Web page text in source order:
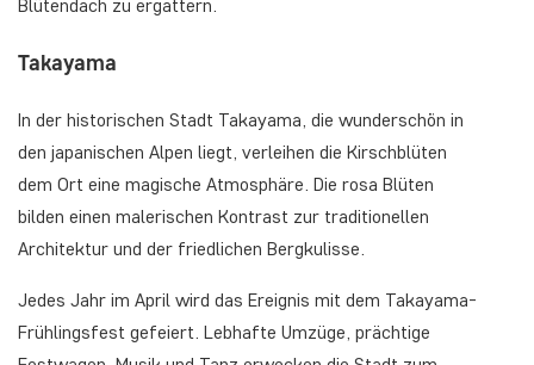
Blütendach zu ergattern.
Takayama
In der historischen Stadt Takayama, die wunderschön in
den japanischen Alpen liegt, verleihen die Kirschblüten
dem Ort eine magische Atmosphäre. Die rosa Blüten
bilden einen malerischen Kontrast zur traditionellen
Architektur und der friedlichen Bergkulisse.
Jedes Jahr im April wird das Ereignis mit dem Takayama-
Frühlingsfest gefeiert. Lebhafte Umzüge, prächtige